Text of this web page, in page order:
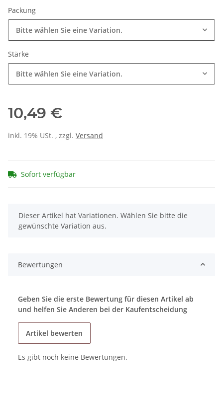
Packung
Bitte wählen Sie eine Variation.
Stärke
Bitte wählen Sie eine Variation.
10,49 €
inkl. 19% USt. , zzgl. Versand
Sofort verfügbar
x
Dieser Artikel hat Variationen. Wählen Sie bitte die
gewünschte Variation aus.
Bewertungen
Geben Sie die erste Bewertung für diesen Artikel ab
und helfen Sie Anderen bei der Kaufentscheidung
Artikel bewerten
Es gibt noch keine Bewertungen.